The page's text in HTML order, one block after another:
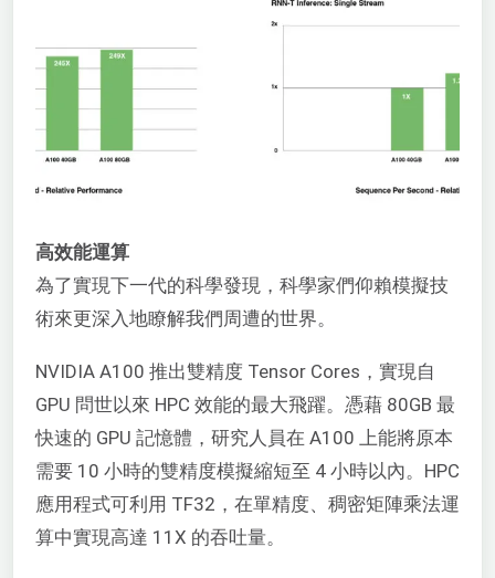
高效能運算
為了實現下一代的科學發現，科學家們仰賴模擬技
術來更深入地瞭解我們周遭的世界。
NVIDIA A100 推出雙精度 Tensor Cores，實現自
GPU 問世以來 HPC 效能的最大飛躍。憑藉 80GB 最
快速的 GPU 記憶體，研究人員在 A100 上能將原本
需要 10 小時的雙精度模擬縮短至 4 小時以內。HPC
應用程式可利用 TF32，在單精度、稠密矩陣乘法運
算中實現高達 11X 的吞吐量。